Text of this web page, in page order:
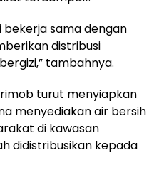
bekerja sama dengan
distribusi
tambahnya.
turut menyiapkan
menyediakan air bersih
di kawasan
didistribusikan kepada